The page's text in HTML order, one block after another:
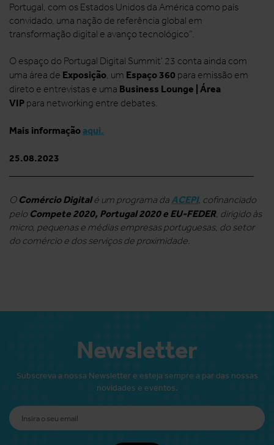
Portugal, com os Estados Unidos da América como país
convidado, uma nação de referência global em
transformação digital e avanço tecnológico”.
O espaço do Portugal Digital Summit' 23 conta ainda com
uma área de Exposição, um Espaço 360 para emissão em
direto e entrevistas e uma Business Lounge | Área
VIP para networking entre debates.
Mais informaçãoaqui.
25.08.2023
OComércio Digitalé um programa daACEPI, cofinanciado
pelo Compete 2020, Portugal 2020 e EU-FEDER, dirigido às
micro, pequenas e médias empresas portuguesas, do setor
do comércio e dos serviços de proximidade.
Newsletter
Subscreva a nossa Newsletter e esteja sempre a par das nossas
novidades e eventos.